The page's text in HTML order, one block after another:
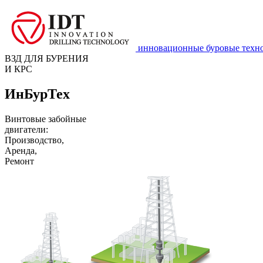
инновационные буровые
ВЗД ДЛЯ БУРЕНИЯ
И КРС
ИнБурТех
Винтовые забойные
двигатели:
Производство,
Аренда,
Ремонт